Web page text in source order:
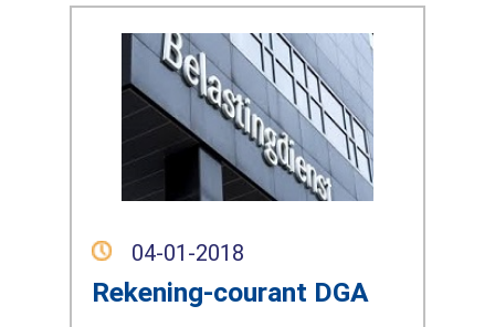
04-01-2018
Rekening-courant DGA